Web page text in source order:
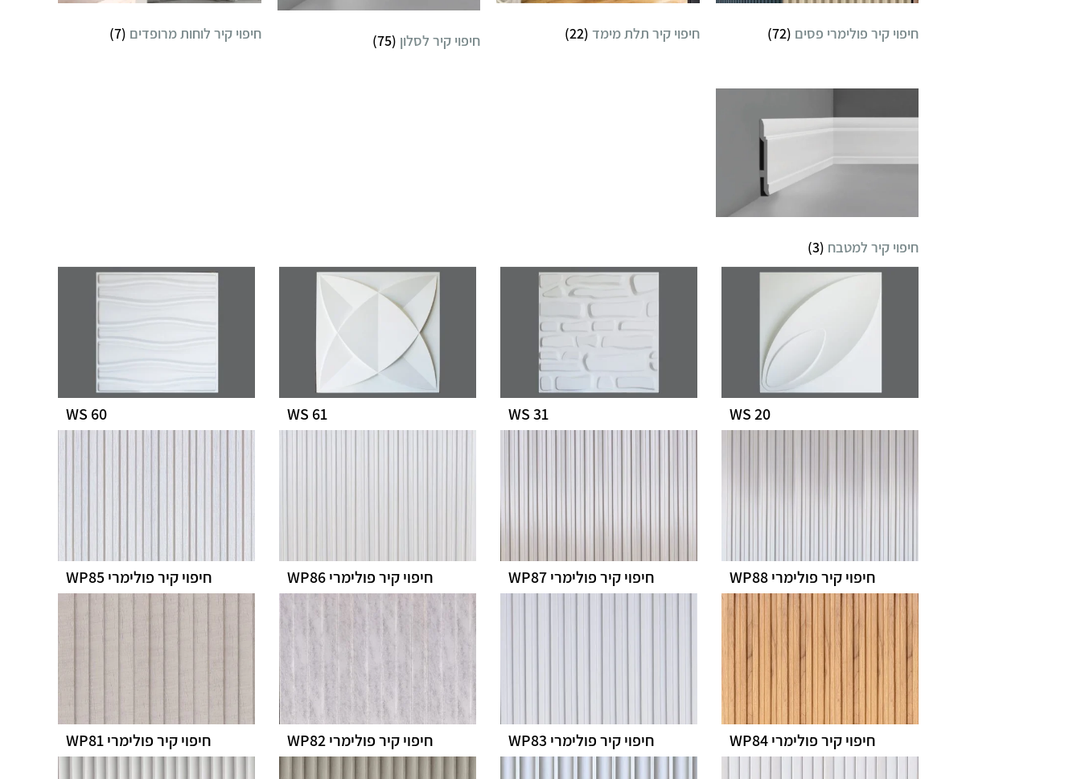
חיפוי קיר פולימרי פסים (72) חיפוי קיר תלת מימד (22) חיפוי קיר לסלון (75) חיפוי קיר לוחות מרופדים (7)
חיפוי קיר למטבח (3)
WS 20
WS 31
WS 61
WS 60
חיפוי קיר פולימרי WP88 חיפוי קיר פולימרי WP87 חיפוי קיר פולימרי WP86 חיפוי קיר פולימרי WP85
חיפוי קיר פולימרי WP84 חיפוי קיר פולימרי WP83 חיפוי קיר פולימרי WP82 חיפוי קיר פולימרי WP81